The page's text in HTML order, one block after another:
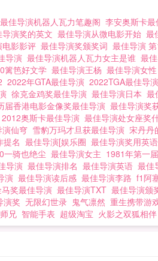
最佳导演机器人瓦力笔趣阁 李安奥斯卡
导演奖的英文 最佳导演从微电影开始 最
影影评 最佳导演奖颁奖词 最佳导演
导演 最佳导演机器人瓦力女主是谁 最
篱笆好文学 最佳导演王杨 最佳导演女性
2022年GTA最佳导演 2022TGA最佳导演
徐克金鸡奖最佳导演 最佳导演日本 最
届香港电影金像奖最佳导演 最佳导演奖
2012奥斯卡最佳导演 最佳导演处女座奖
仙穹 雪豹万玛才旦获最佳导演 宋丹丹
提名 最佳导演[娱乐圈 最佳导演奖用英
一骑也绝尘 最佳导演女主 1981年第一
导演 最佳导演排名 最佳导演英语 最佳
演 最佳导演读后感 最佳导演李路 f1阿
奖最佳导演 最佳导演TXT 最佳导演颁
演奖 无限幻世录 鬼气凛然 重生携带游
兄 智能手表 超级淘宝 火影之双狐相伴